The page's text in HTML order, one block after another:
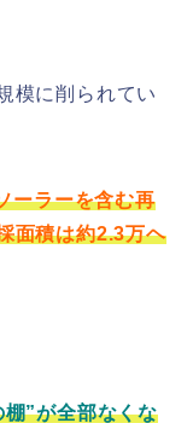
模に削られてい
ーラーを含む再
面積は約2.3万ヘ
”が全部なくな